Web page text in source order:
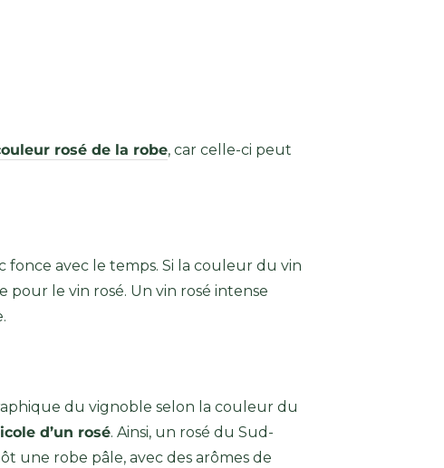
rosé de la robe, car celle-ci peut
avec le temps. Si la couleur du vin
pour le vin rosé. Un vin rosé intense
du vignoble selon la couleur du
d’un rosé. Ainsi, un rosé du Sud-
une robe pâle, avec des arômes de